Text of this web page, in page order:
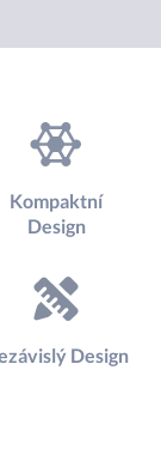
Kompaktní
Design
Design